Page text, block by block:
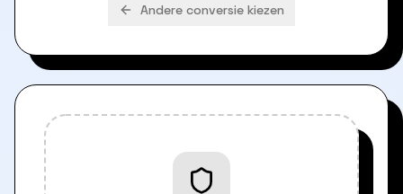
Andere conversie kiezen